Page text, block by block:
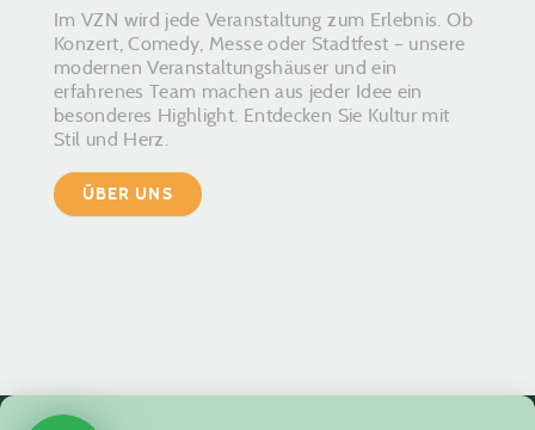
Im VZN wird jede Veranstaltung zum Erlebnis. Ob
Konzert, Comedy, Messe oder Stadtfest – unsere
modernen Veranstaltungshäuser und ein
erfahrenes Team machen aus jeder Idee ein
besonderes Highlight. Entdecken Sie Kultur mit
Stil und Herz.
ÜBER UNS